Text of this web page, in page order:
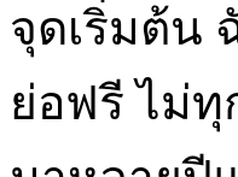
จุดเริ่มต้น
ย่อฟรี ไม่ทุ